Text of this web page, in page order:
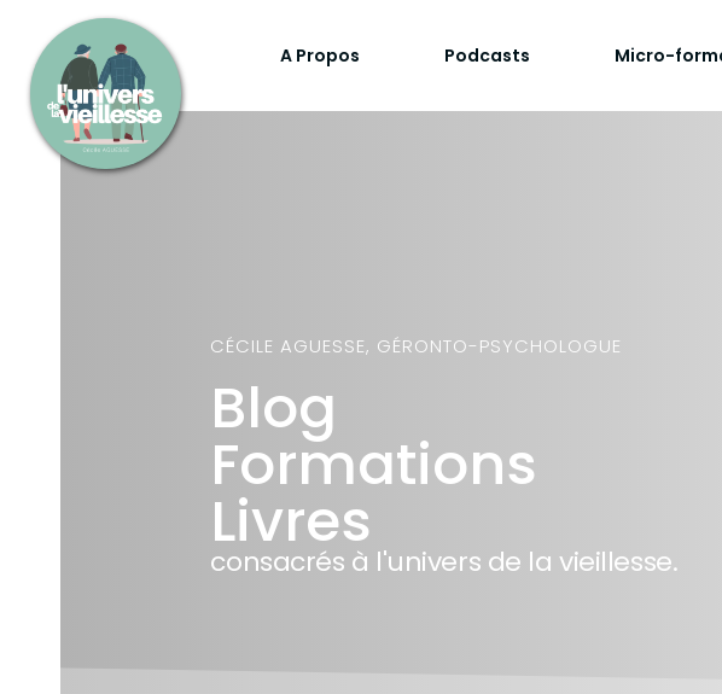
A Propos Podcasts Micro-
CÉCILE AGUESSE, GÉRONTO-PSYCHOLOGUE
Blog
Formations
Livres
consacrés à l'univers de la vieillesse.